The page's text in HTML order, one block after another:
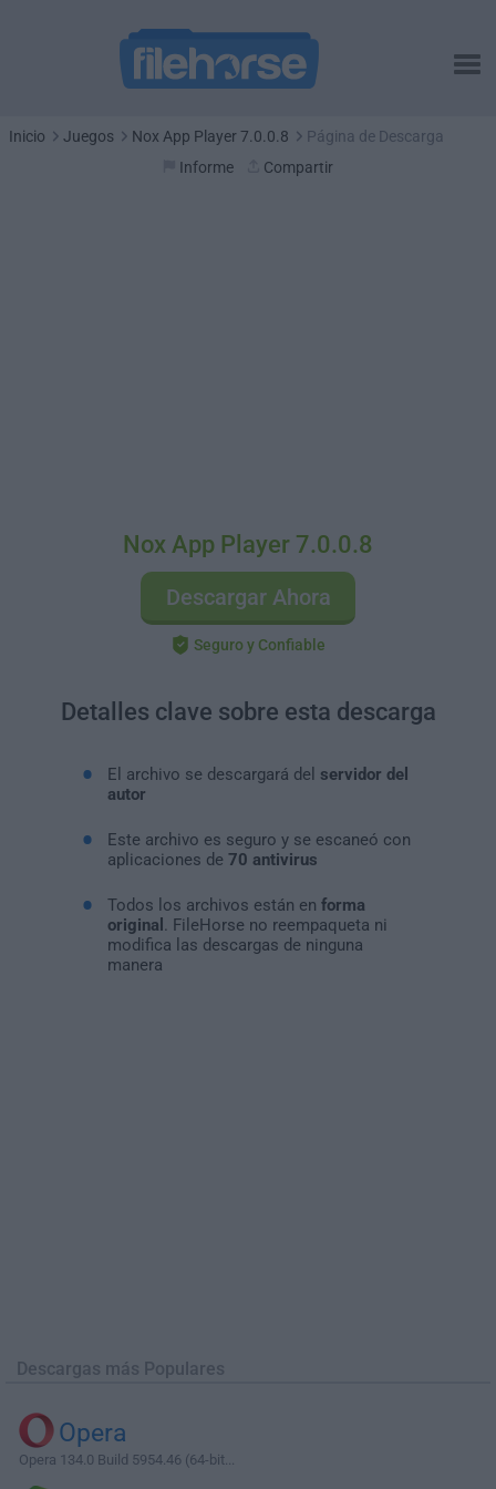
Inicio Juegos Nox App Player 7.0.0.8
Página de Descarga
Informe
Compartir
Nox App Player 7.0.0.8
Descargar Ahora
Seguro y Confiable
Detalles clave sobre esta descarga
El archivo se descargará del servidor del
autor
Este archivo es seguro y se escaneó con
aplicaciones de 70 antivirus
Todos los archivos están en forma
original
. FileHorse no reempaqueta ni
modifica las descargas de ninguna
manera
Descargas más Populares
Opera
Opera 134.0 Build 5954.46 (64-bit...